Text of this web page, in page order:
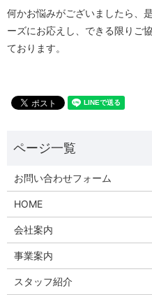
何かお悩みがございましたら、
ーズにお応えし、できる限りご
ております。
お問い合わせフォーム
HOME
会社案内
事業案内
スタッフ紹介